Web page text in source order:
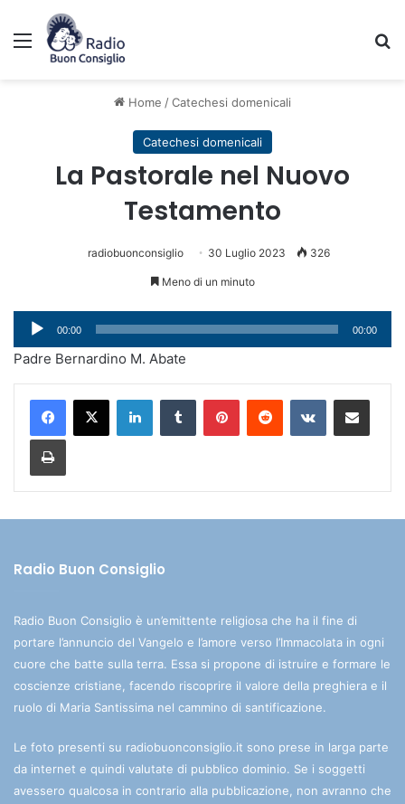
Menu
Home /Catechesi domenicali
Catechesi domenicali
La Pastorale nel Nuovo
Testamento
radiobuonconsiglio 30 Luglio 2023 326
Meno di un minuto
Audio
Player
00:00 00:00
Padre Bernardino M. Abate
Radio Buon Consiglio
Radio Buon Consiglio è un’emittente religiosa che ha il fine di
portare l’annuncio del Vangelo e l’amore verso l’Immacolata in ogni
cuore che batte sulla terra. Essa si propone di istruire e formare le
coscienze cristiane, facendo riscoprire il valore della preghiera e il
ruolo di Maria Santissima nel cammino di santificazione.
Le foto presenti su radiobuonconsiglio.it sono prese in larga parte
da internet e quindi valutate di pubblico dominio. Se i soggetti
avessero qualcosa in contrario alla pubblicazione, non avranno che